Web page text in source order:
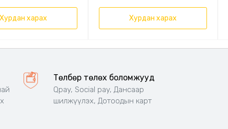
Хурдан харах Хурдан харах
Төлбөр төлөх боломжууд
Qpay, Social pay, Дансаар
шилжүүлэх, Дотоодын карт